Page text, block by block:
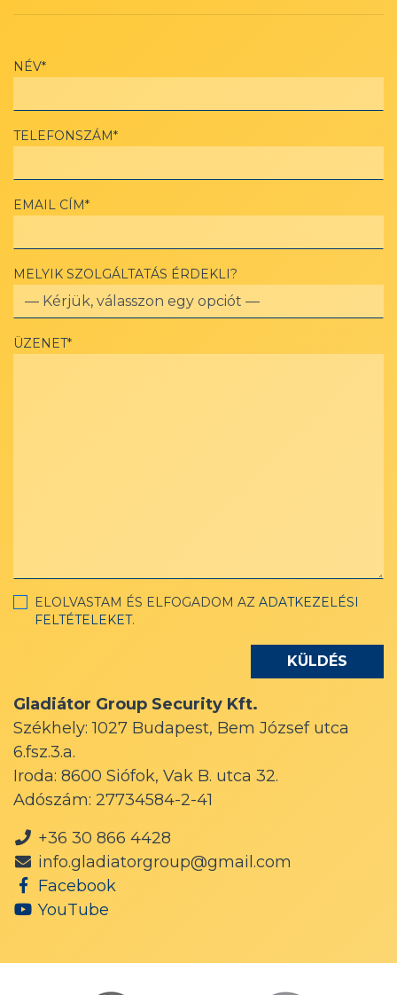
NÉV*
TELEFONSZÁM*
EMAIL CÍM*
MELYIK SZOLGÁLTATÁS ÉRDEKLI?
ÜZENET*
ELOLVASTAM ÉS ELFOGADOM AZ ADATKEZELÉSI
FELTÉTELEKET.
Gladiátor Group Security Kft.
Székhely: 1027 Budapest, Bem József utca
6.fsz.3.a.
Iroda: 8600 Siófok, Vak B. utca 32.
Adószám: 27734584-2-41
+36 30 866 4428
info.gladiatorgroup@gmail.com
Facebook
YouTube